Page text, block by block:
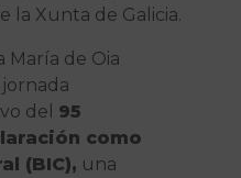
la Xunta de Galicia.
María de Oia
del 95
como
(BIC), una